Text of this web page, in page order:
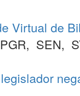
Virtual de
PGR, SEN,